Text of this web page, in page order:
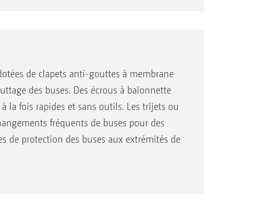
de clapets anti-gouttes à membrane
des buses. Des écrous à baïonnette
la fois rapides et sans outils. Les trijets ou
fréquents de buses pour des
de protection des buses aux extrémités de
multiples.